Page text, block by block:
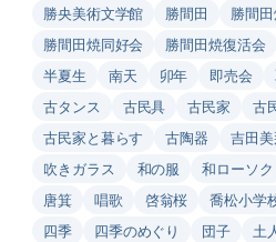
勝央美術文学館
勝間田 勝間
勝間田焼同好会
勝間田焼復活会
半夏生
南天 卯年 即売会
古タンス
古民具 古民家
古
古民家と暮らす
古陶器 吉田
吹きガラス
和の服 和ローソク
唐箕
唱歌 啓翁桜 喬松小学
四季
四季のめぐり 団子 土